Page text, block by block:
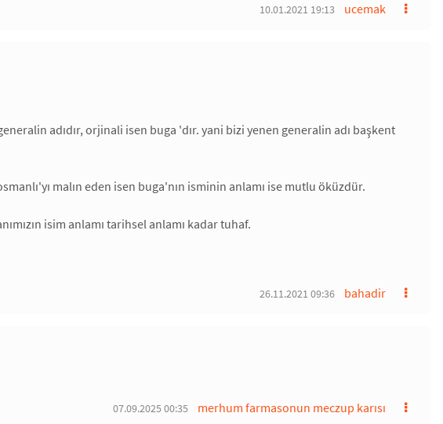
ucemak
10.01.2021 19:13
adıdır, orjinali isen buga 'dır. yani bizi yenen generalin adı başkent
malın eden isen buga'nın isminin anlamı ise mutlu öküzdür.
isim anlamı tarihsel anlamı kadar tuhaf.
bahadir
26.11.2021 09:36
merhum farmasonun meczup karısı
07.09.2025 00:35